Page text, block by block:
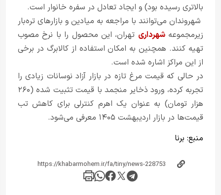
بالاتری رسیده بود) و ایجاد تعادل در سفره خانوار است.
شهروندان می‌توانند با مراجعه به میادین و بازارهای تره‌بار
زیرمجموعهشهرداری تهران، این محصول را با نرخ مصوب
تهیه کنند. همچنین به امکان استفاده از کالابرگ در برخی
از این مراکز اشاره شده است.
در حالی که قیمت مرغ تازه در بازار آزاد نوسانات زیادی را
تجربه کرده، ورود ذخایر منجمد با قیمت تثبیت شده (۲۶۰
هزار تومان) به عنوان یک اهرم کنترلی برای کاهش تب
قیمت‌ها در بازار اردیبهشت ۱۴۰۵ معرفی می‌شود.
منبع: برنا